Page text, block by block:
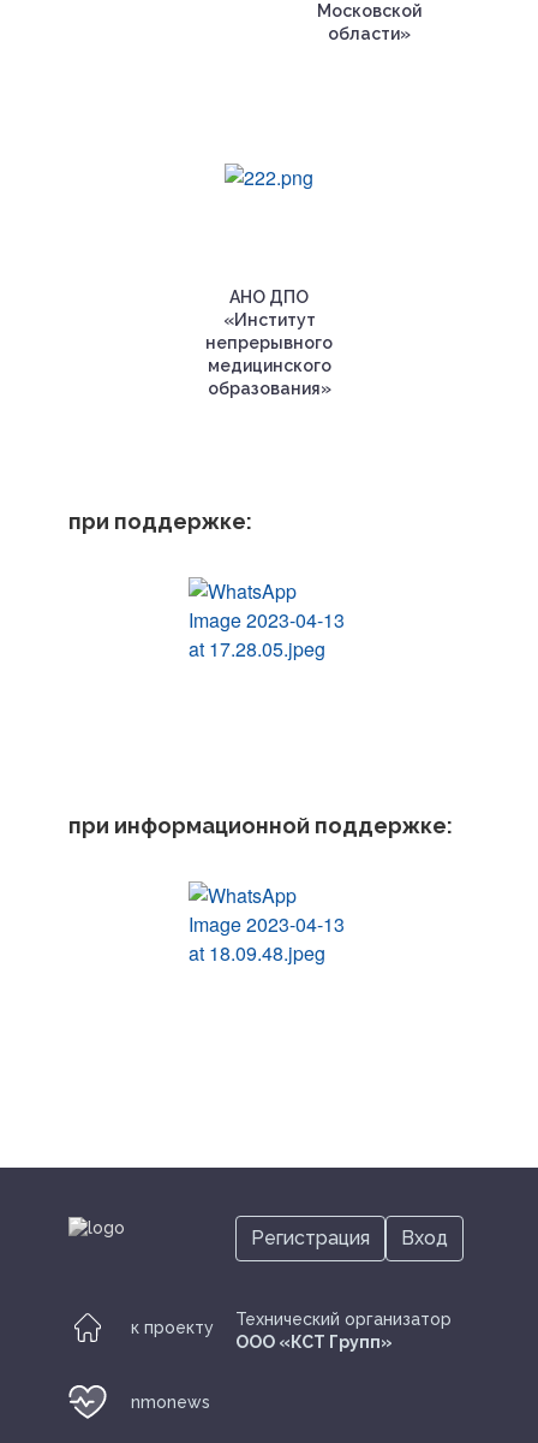
Московской
области»
АНО ДПО
«Институт
непрерывного
медицинского
образования»
при поддержке:
при информационной поддержке:
к проекту
nmonews
Технический организатор
ООО «КСТ Групп»
Регистрация Вход